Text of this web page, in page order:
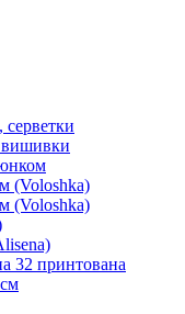
вишивки
(Voloshka)
(Voloshka)
32 принтована